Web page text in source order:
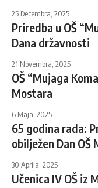
25 Decembra, 2025
Priredba u OŠ
Dana državnosti
21 Novembra, 2025
OŠ “Mujaga
Mostara
6 Maja, 2025
65 godina rada:
obilježen Dan OŠ
30 Aprila, 2025
Učenica IV OŠ iz